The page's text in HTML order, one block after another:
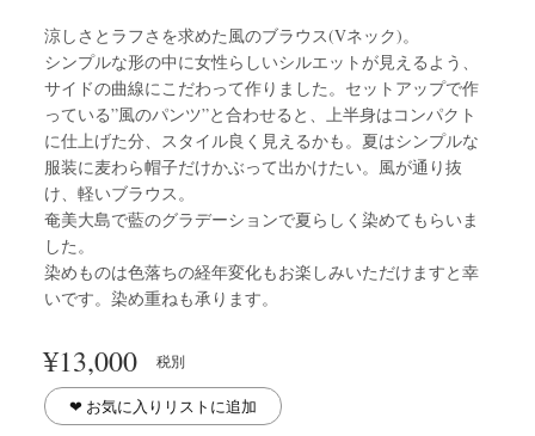
涼しさとラフさを求めた風のブラウス(Vネック)。
シンプルな形の中に女性らしいシルエットが見えるよう、
サイドの曲線にこだわって作りました。セットアップで作
っている”風のパンツ”と合わせると、上半身はコンパクト
に仕上げた分、スタイル良く見えるかも。夏はシンプルな
服装に麦わら帽子だけかぶって出かけたい。風が通り抜
け、軽いブラウス。
奄美大島で藍のグラデーションで夏らしく染めてもらいま
した。
染めものは色落ちの経年変化もお楽しみいただけますと幸
いです。染め重ねも承ります。
¥13,000 税別
❤︎ お気に入りリストに追加